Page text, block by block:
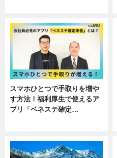
スマホひとつで手取りを増や
す方法！福利厚生で使えるア
プリ「ベネステ確定…